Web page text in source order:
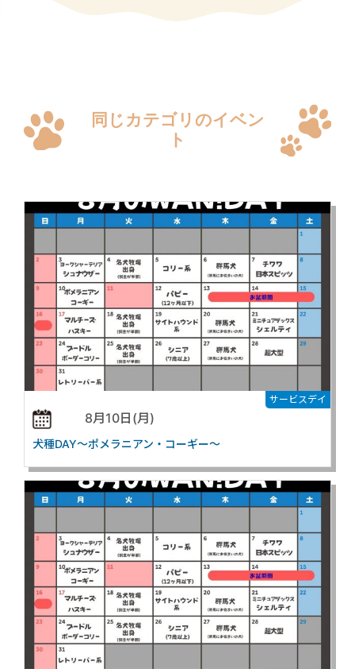
同じカテゴリのイベン
ト
サービスデイ
8月10日(月)
犬種DAY～ポメラニアン・コーギー～